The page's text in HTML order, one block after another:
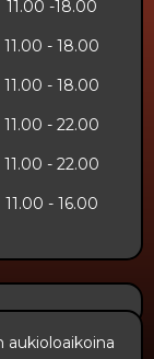
11.00 -18.00
11.00 - 18.00
11.00 - 18.00
11.00 - 22.00
11.00 - 22.00
11.00 - 16.00
aukioloaikoina